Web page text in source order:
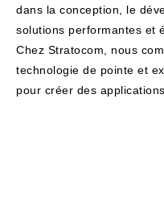
dans la conception, le
solutions performantes et
Chez Stratocom, nous
technologie de pointe et
pour créer des